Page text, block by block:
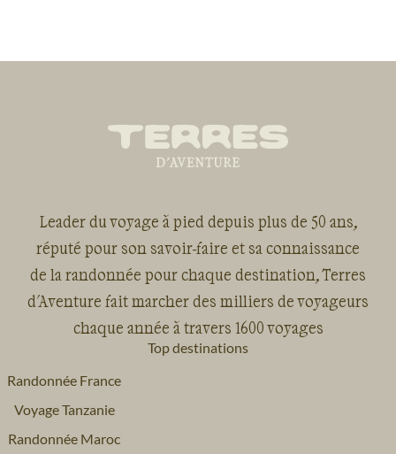
Leader du voyage à pied depuis plus de 50 ans,
réputé pour son savoir-faire et sa connaissance
de la randonnée pour chaque destination, Terres
d'Aventure fait marcher des milliers de voyageurs
chaque année à travers 1600 voyages
Top destinations
Randonnée France
Voyage Tanzanie
Randonnée Maroc